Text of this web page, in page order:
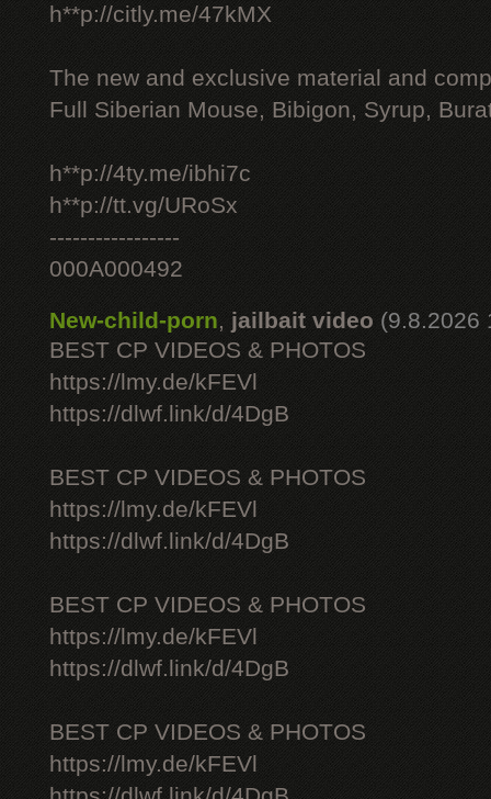
h**p://citly.me/47kMX
The new and exclusive material and
Full Siberian Mouse, Bibigon, Syrup,
h**p://4ty.me/ibhi7c
h**p://tt.vg/URoSx
-----------------
000A000492
New-child-porn, jailbait video (9.8.2026
BEST CP VIDEOS & PHOTOS
https://lmy.de/kFEVl
https://dlwf.link/d/4DgB
BEST CP VIDEOS & PHOTOS
https://lmy.de/kFEVl
https://dlwf.link/d/4DgB
BEST CP VIDEOS & PHOTOS
https://lmy.de/kFEVl
https://dlwf.link/d/4DgB
BEST CP VIDEOS & PHOTOS
https://lmy.de/kFEVl